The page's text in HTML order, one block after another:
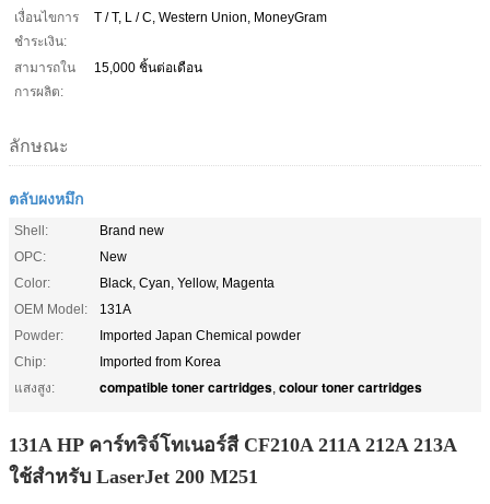
เงื่อนไขการ
ชำระเงิน:
T / T, L / C, Western Union, MoneyGram
สามารถใน
การผลิต:
15,000 ชิ้นต่อเดือน
ลักษณะ
ตลับผงหมึก
Shell:
Brand new
OPC:
New
Color:
Black, Cyan, Yellow, Magenta
OEM Model:
131A
Powder:
Imported Japan Chemical powder
Chip:
Imported from Korea
แสงสูง:
compatible toner cartridges, colour toner cartridges
131A HP คาร์ทริจ์โทเนอร์สี CF210A 211A 212A 213A
ใช้สําหรับ LaserJet 200 M251